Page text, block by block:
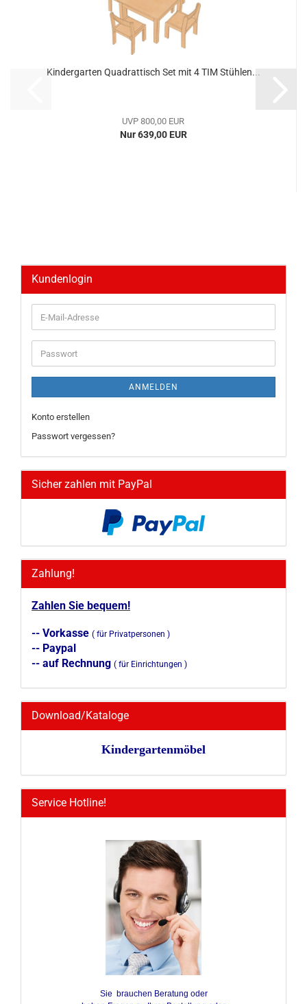
Kindergarten Quadrattisch Set mit 4 TIM Stühlen...
UVP 800,00 EUR
Nur 639,00 EUR
Kundenlogin
E-
Mail-
Adresse
Passwort
ANMELDEN
Konto erstellen
Passwort vergessen?
Sicher zahlen mit PayPal
Zahlung!
Zahlen Sie bequem!
-- Vorkasse ( für Privatpersonen )
-- Paypal
-- auf Rechnung ( für Einrichtungen )
Download/Kataloge
Kindergartenmöbel
Service Hotline!
Sie brauchen Beratung oder